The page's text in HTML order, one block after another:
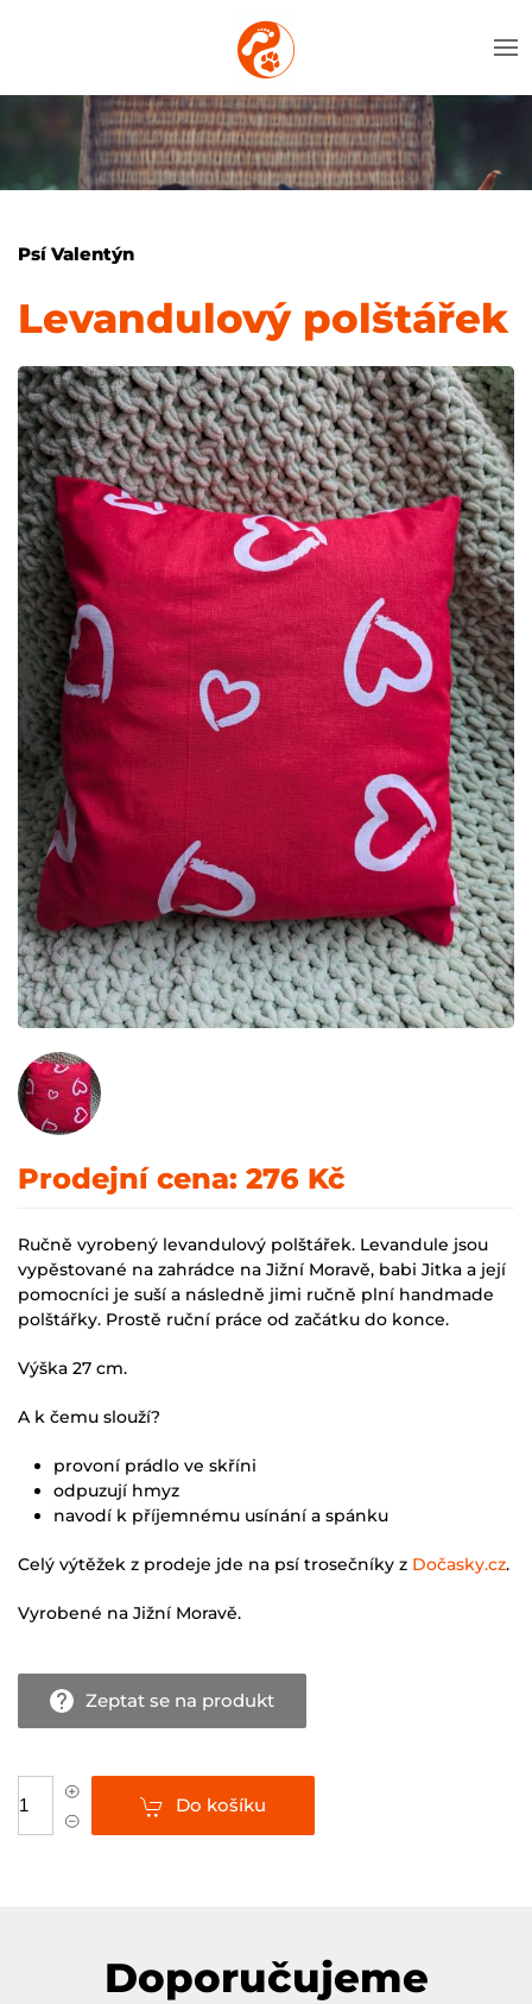
Psí Valentýn
Levandulový polštářek
Prodejní cena: 276 Kč
Ručně vyrobený levandulový polštářek. Levandule jsou
vypěstované na zahrádce na Jižní Moravě, babi Jitka a její
pomocníci je suší a následně jimi ručně plní handmade
polštářky. Prostě ruční práce od začátku do konce.
Výška 27 cm.
A k čemu slouží?
provoní prádlo ve skříni
odpuzují hmyz
navodí k příjemnému usínání a spánku
Celý výtěžek z prodeje jde na psí trosečníky z Dočasky.cz.
Vyrobené na Jižní Moravě.
Zeptat se na produkt
Do košíku
Doporučujeme